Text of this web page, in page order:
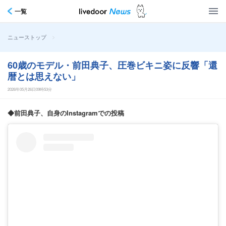
一覧
ニューストップ >
60歳のモデル・前田典子、圧巻ビキニ姿に反響「還
暦とは思えない」
2026年05月26日09時53分
◆前田典子、自身のInstagramでの投稿